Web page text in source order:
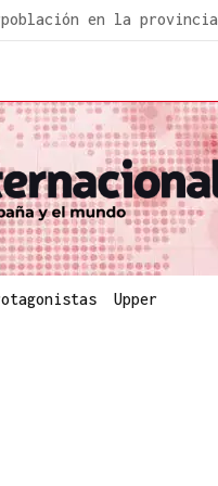
en la provincia
Upper